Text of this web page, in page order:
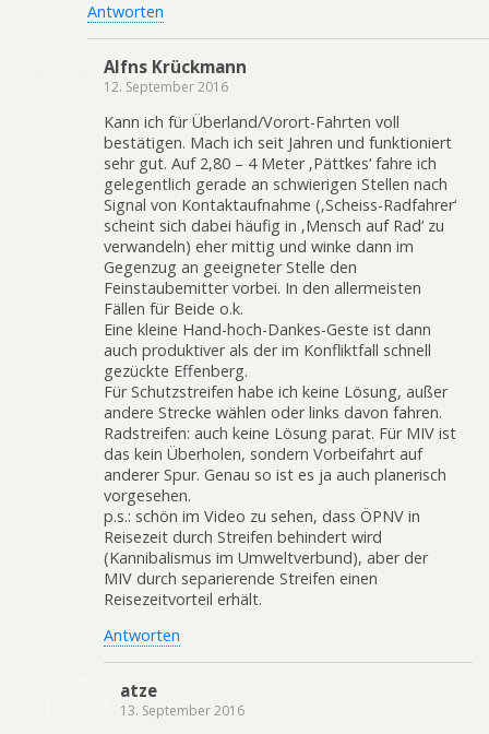
Antworten
Alfns Krückmann
12. September 2016
Kann ich für Überland/Vorort-Fahrten voll
bestätigen. Mach ich seit Jahren und funktioniert
sehr gut. Auf 2,80 – 4 Meter ‚Pättkes‘ fahre ich
gelegentlich gerade an schwierigen Stellen nach
Signal von Kontaktaufnahme (‚Scheiss-Radfahrer‘
scheint sich dabei häufig in ‚Mensch auf Rad‘ zu
verwandeln) eher mittig und winke dann im
Gegenzug an geeigneter Stelle den
Feinstaubemitter vorbei. In den allermeisten
Fällen für Beide o.k.
Eine kleine Hand-hoch-Dankes-Geste ist dann
auch produktiver als der im Konfliktfall schnell
gezückte Effenberg.
Für Schutzstreifen habe ich keine Lösung, außer
andere Strecke wählen oder links davon fahren.
Radstreifen: auch keine Lösung parat. Für MIV ist
das kein Überholen, sondern Vorbeifahrt auf
anderer Spur. Genau so ist es ja auch planerisch
vorgesehen.
p.s.: schön im Video zu sehen, dass ÖPNV in
Reisezeit durch Streifen behindert wird
(Kannibalismus im Umweltverbund), aber der
MIV durch separierende Streifen einen
Reisezeitvorteil erhält.
Antworten
atze
13. September 2016